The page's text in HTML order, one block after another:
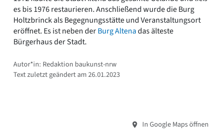
es bis 1976 restaurieren. Anschließend wurde die Burg
Holtzbrinck als Begegnungsstätte und Veranstaltungsort
eröffnet. Es ist neben derBurg Altenadas älteste
Bürgerhaus der Stadt.
Autor*in: Redaktion baukunst-nrw
Text zuletzt geändert am 26.01.2023
In Google Maps öffnen